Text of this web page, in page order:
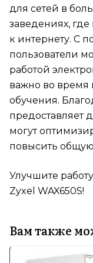
для сетей в
заведениях,
к интернету. С
пользователи
работой
важно во
обучения.
предоставляет
могут
повысить
Улучшите
Zyxel WAX650S!
Вам также